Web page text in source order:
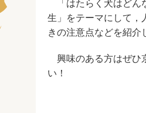
「はたらく犬はどん
生」をテーマにして，
きの注意点などを紹介
興味のある方はぜひ
い！